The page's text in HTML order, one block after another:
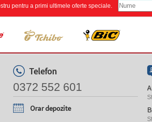
pentru a primi ultimele oferte speciale.
Telefon
0372 552 601
Orar depozite